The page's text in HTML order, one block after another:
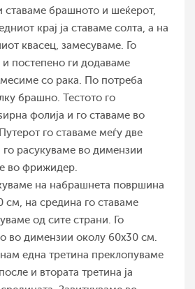
ставаме брашното и шеќерот,
крај ја ставаме солта, а на
квасец, замесуваме. Го
постепено ги додаваме
со рака. По потреба
брашно. Тестото го
фолија и го ставаме во
го ставаме меѓу две
расукуваме во димензии
во фрижидер.
на набрашнета површина
см, на средина го ставаме
од сите страни. Го
во димензии околу 60х30 см.
една третина преклопуваме
и втората третина ја